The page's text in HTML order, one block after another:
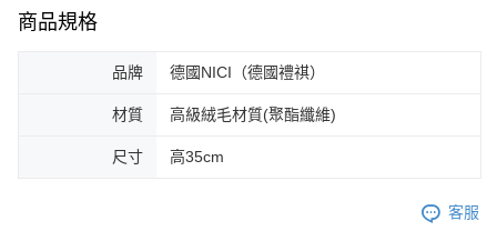
商品規格
品牌 德國NICI（德國禮祺）
材質 高級絨毛材質(聚酯纖維)
尺寸 高35cm
客服